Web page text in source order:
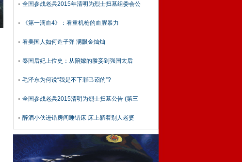
全国参战老兵2015年清明为烈士扫墓组委会公
《第一滴血4》：看重机枪的血腥暴力
看美国人如何造子弹 满眼金灿灿
秦国后妃上位史：从陪嫁的媵妾到强国太后
毛泽东为何说“我是不下罪己诏的”?
全国参战老兵2015清明为烈士扫墓公告 (第三
醉酒小伙进错房间睡错床 床上躺着别人老婆